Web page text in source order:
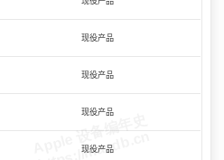
现役产品
现役产品
现役产品
现役产品